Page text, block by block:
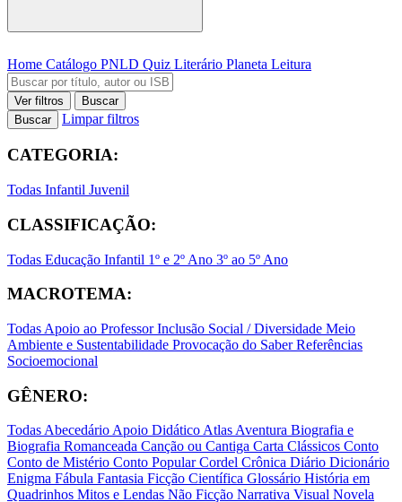
Home Catálogo PNLD Quiz Literário Planeta Leitura
Ver filtros
Buscar
Buscar
Limpar filtros
CATEGORIA:
Todas Infantil Juvenil
CLASSIFICAÇÃO:
Todas Educação Infantil 1º e 2º Ano 3º ao 5º Ano
MACROTEMA:
Todas Apoio ao ProfessorInclusão Social / Diversidade Meio
Ambiente e Sustentabilidade Provocação do SaberReferências
Socioemocional
GÊNERO:
TodasAbecedárioApoio DidáticoAtlasAventura Biografia e
Biografia Romanceada Canção ou Cantiga Carta Clássicos Conto
Conto de Mistério Conto PopularCordel Crônica Diário Dicionário
Enigma Fábula Fantasia Ficção Científica Glossário História em
Quadrinhos Mitos e Lendas Não Ficção Narrativa Visual Novela